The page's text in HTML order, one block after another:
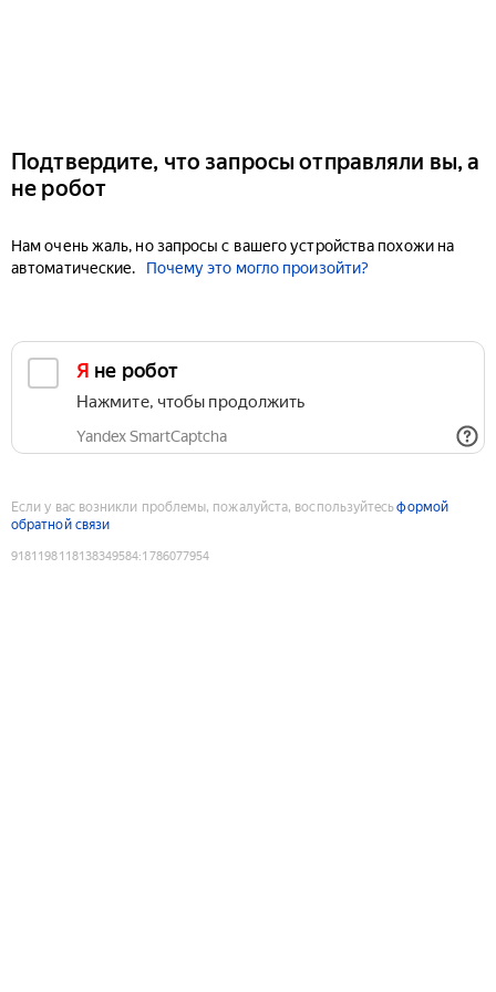
Подтвердите, что запросы отправляли вы, а
не робот
Нам очень жаль, но запросы с вашего устройства похожи на
автоматические.
Почему это могло произойти?
Я не робот
Нажмите, чтобы продолжить
Yandex SmartCaptcha
Если у вас возникли проблемы, пожалуйста, воспользуйтесьформой
обратной связи
9181198118138349584:1786077954